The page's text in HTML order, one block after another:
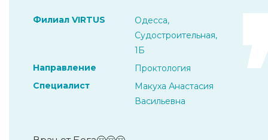
Филиал VIRTUS
Одесса,
Судостроительная,
1Б
Направление
Проктология
Специалист
Макуха Анастасия
Васильевна